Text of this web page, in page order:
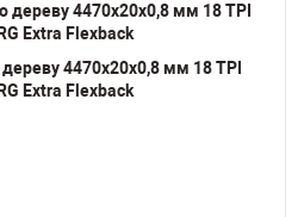
4470х20х0,8 мм 18 TPI
Extra Flexback